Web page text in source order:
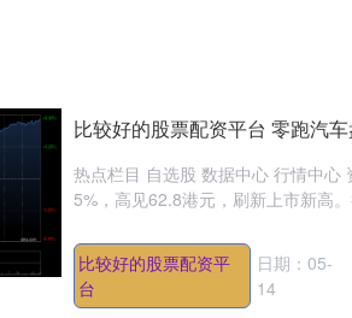
比较好的股票配资平台 零跑汽
热点栏目 自选股 数据中心 行情中心
5%，高见62.8港元，刷新上市新高
比较好的股票配资平
台
日期：05-
14